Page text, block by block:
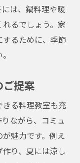
は、鍋料理や暖
るでしょう。家
るために、季節
ご提案
る料理教室も充
ながら、コミュ
魅力です。例え
り、夏には涼し